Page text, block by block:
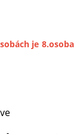
je 8.osoba